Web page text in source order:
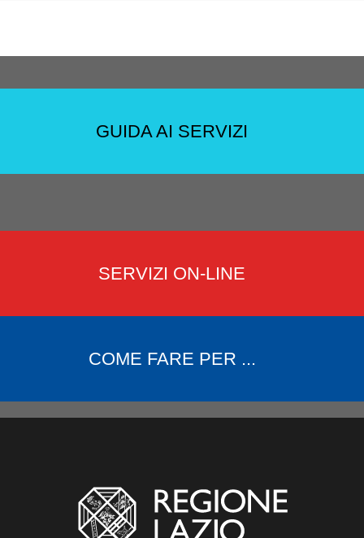
GUIDA AI SERVIZI
SERVIZI ON-LINE
COME FARE PER ...